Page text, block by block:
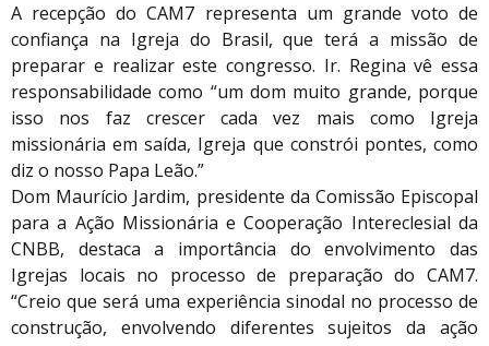
A recepção do CAM7 representa um grande voto de
confiança na Igreja do Brasil, que terá a missão de
preparar e realizar este congresso. Ir. Regina vê essa
responsabilidade como “um dom muito grande, porque
isso nos faz crescer cada vez mais como Igreja
missionária em saída, Igreja que constrói pontes, como
diz o nosso Papa Leão.”
Dom Maurício Jardim, presidente da Comissão Episcopal
para a Ação Missionária e Cooperação Intereclesial da
CNBB, destaca a importância do envolvimento das
Igrejas locais no processo de preparação do CAM7.
“Creio que será uma experiência sinodal no processo de
construção, envolvendo diferentes sujeitos da ação